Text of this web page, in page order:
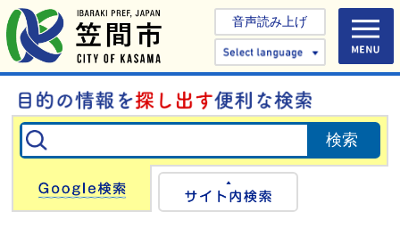
音声読み上げ
Select
Google検索